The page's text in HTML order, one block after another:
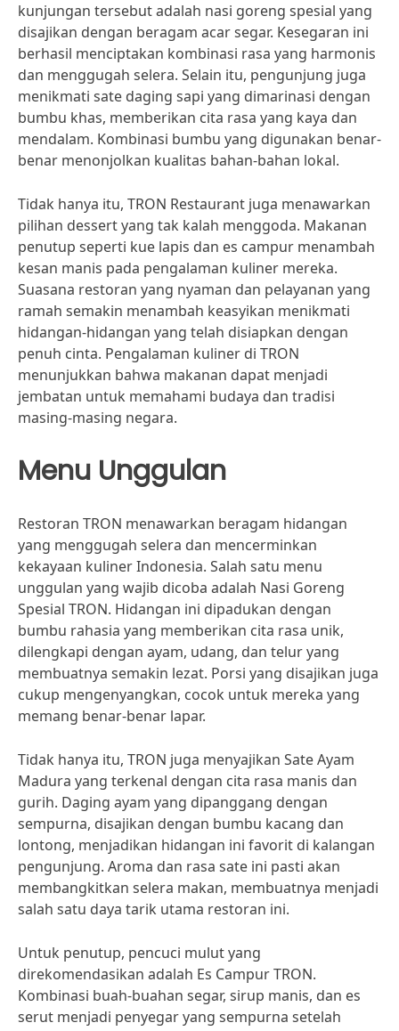
kunjungan tersebut adalah nasi goreng spesial yang
disajikan dengan beragam acar segar. Kesegaran ini
berhasil menciptakan kombinasi rasa yang harmonis
dan menggugah selera. Selain itu, pengunjung juga
menikmati sate daging sapi yang dimarinasi dengan
bumbu khas, memberikan cita rasa yang kaya dan
mendalam. Kombinasi bumbu yang digunakan benar-
benar menonjolkan kualitas bahan-bahan lokal.
Tidak hanya itu, TRON Restaurant juga menawarkan
pilihan dessert yang tak kalah menggoda. Makanan
penutup seperti kue lapis dan es campur menambah
kesan manis pada pengalaman kuliner mereka.
Suasana restoran yang nyaman dan pelayanan yang
ramah semakin menambah keasyikan menikmati
hidangan-hidangan yang telah disiapkan dengan
penuh cinta. Pengalaman kuliner di TRON
menunjukkan bahwa makanan dapat menjadi
jembatan untuk memahami budaya dan tradisi
masing-masing negara.
Menu Unggulan
Restoran TRON menawarkan beragam hidangan
yang menggugah selera dan mencerminkan
kekayaan kuliner Indonesia. Salah satu menu
unggulan yang wajib dicoba adalah Nasi Goreng
Spesial TRON. Hidangan ini dipadukan dengan
bumbu rahasia yang memberikan cita rasa unik,
dilengkapi dengan ayam, udang, dan telur yang
membuatnya semakin lezat. Porsi yang disajikan juga
cukup mengenyangkan, cocok untuk mereka yang
memang benar-benar lapar.
Tidak hanya itu, TRON juga menyajikan Sate Ayam
Madura yang terkenal dengan cita rasa manis dan
gurih. Daging ayam yang dipanggang dengan
sempurna, disajikan dengan bumbu kacang dan
lontong, menjadikan hidangan ini favorit di kalangan
pengunjung. Aroma dan rasa sate ini pasti akan
membangkitkan selera makan, membuatnya menjadi
salah satu daya tarik utama restoran ini.
Untuk penutup, pencuci mulut yang
direkomendasikan adalah Es Campur TRON.
Kombinasi buah-buahan segar, sirup manis, dan es
serut menjadi penyegar yang sempurna setelah